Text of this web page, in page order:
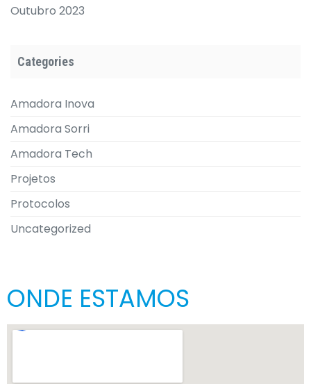
Outubro 2023
Categories
Amadora Inova
Amadora Sorri
Amadora Tech
Projetos
Protocolos
Uncategorized
ONDE ESTAMOS